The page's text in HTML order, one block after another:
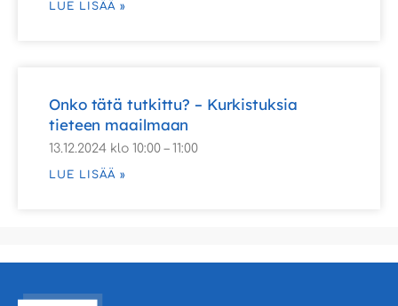
LUE LISÄÄ »
Onko tätä tutkittu? – Kurkistuksia
tieteen maailmaan
13.12.2024 klo 10:00 – 11:00
LUE LISÄÄ »